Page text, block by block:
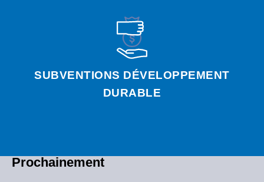
SUBVENTIONS DÉVELOPPEMENT
DURABLE
Prochainement